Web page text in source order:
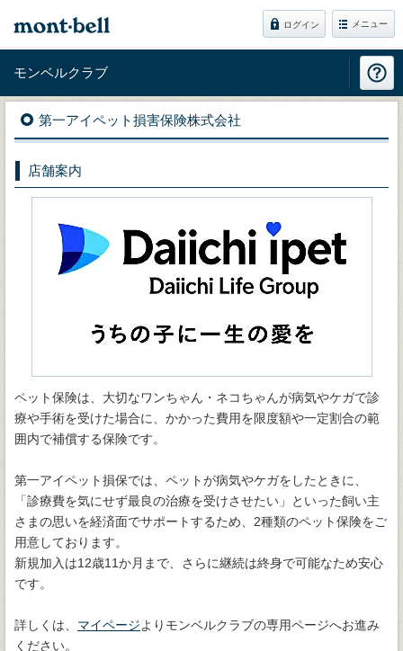
ログイン メニュー
モンベルクラブ
第一アイペット損害保険株式会社
店舗案内
ペット保険は、大切なワンちゃん・ネコちゃんが病気やケガで診
療や手術を受けた場合に、かかった費用を限度額や一定割合の範
囲内で補償する保険です。
第一アイペット損保では、ペットが病気やケガをしたときに、
「診療費を気にせず最良の治療を受けさせたい」といった飼い主
さまの思いを経済面でサポートするため、2種類のペット保険をご
用意しております。
新規加入は12歳11か月まで、さらに継続は終身で可能なため安心
です。
詳しくは、 マイページよりモンベルクラブの専用ページへお進み
ください。